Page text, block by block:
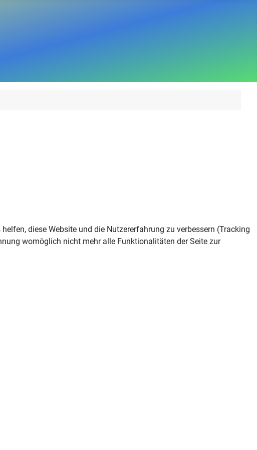
diese Website und die Nutzererfahrung zu verbessern (Tracking
womöglich nicht mehr alle Funktionalitäten der Seite zur